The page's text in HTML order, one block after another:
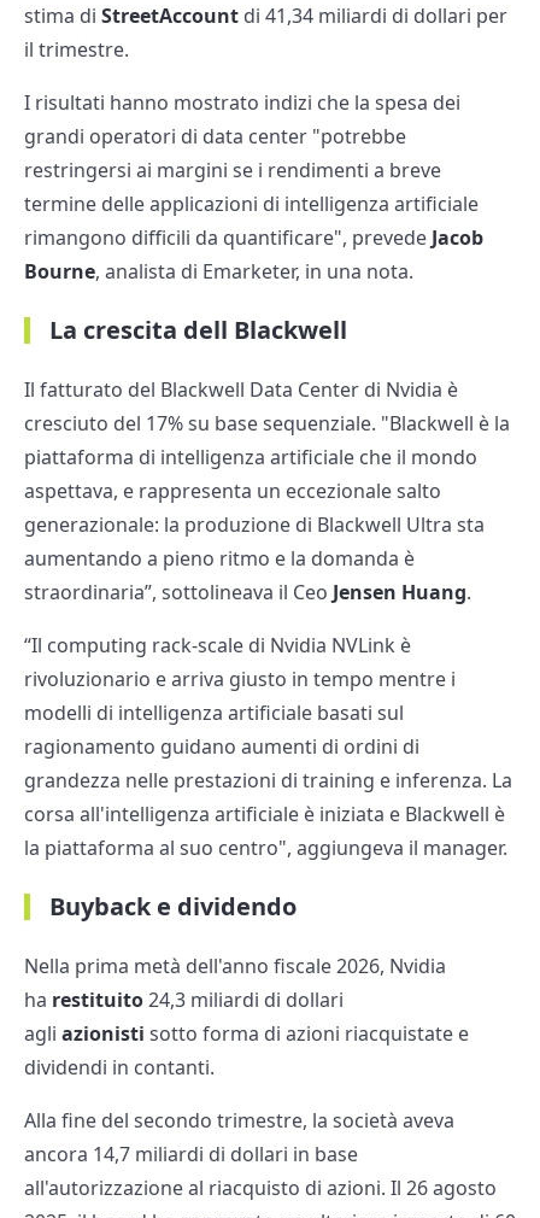
stima di StreetAccount di 41,34 miliardi di dollari per
il trimestre.
I risultati hanno mostrato indizi che la spesa dei
grandi operatori di data center "potrebbe
restringersi ai margini se i rendimenti a breve
termine delle applicazioni di intelligenza artificiale
rimangono difficili da quantificare", prevedeJacob
Bourne, analista di Emarketer, in una nota.
La crescita dell Blackwell
Il fatturato del Blackwell Data Center di Nvidia è
cresciuto del 17% su base sequenziale. "Blackwell è la
piattaforma di intelligenza artificiale che il mondo
aspettava, e rappresenta un eccezionale salto
generazionale: la produzione di Blackwell Ultra sta
aumentando a pieno ritmo e la domanda è
straordinaria”, sottolineava il Ceo Jensen Huang.
“Il computing rack-scale di Nvidia NVLink è
rivoluzionario e arriva giusto in tempo mentre i
modelli di intelligenza artificiale basati sul
ragionamento guidano aumenti di ordini di
grandezza nelle prestazioni di training e inferenza. La
corsa all'intelligenza artificiale è iniziata e Blackwell è
la piattaforma al suo centro", aggiungeva il manager.
Buyback e dividendo
Nella prima metà dell'anno fiscale 2026, Nvidia
ha restituito24,3 miliardi di dollari
agli azionisti sotto forma di azioni riacquistate e
dividendi in contanti.
Alla fine del secondo trimestre, la società aveva
ancora 14,7 miliardi di dollari in base
all'autorizzazione al riacquisto di azioni. Il 26 agosto